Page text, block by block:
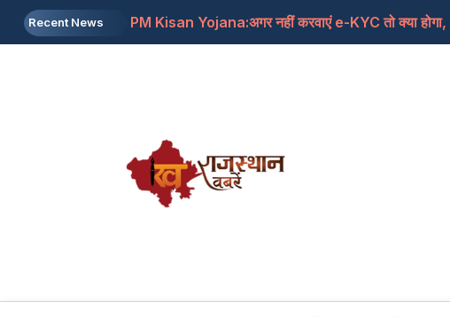
Recent News
Ayushman Card yojana:क्या सभी प्राइवेट अस्पतालों में
WI va PAK: वेस्टइंडीज और पाकिस्तान के बीच टेस्ट सीरीज